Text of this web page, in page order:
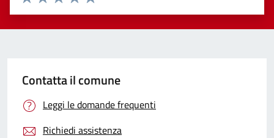
Valuta 5 stelle su 5
Valuta 4 stelle su 5
Valuta 3 stelle su 5
Valuta 2 stelle su 5
Valuta 1 stelle su 5
Contatta il comune
Leggi le domande frequenti
Richiedi assistenza